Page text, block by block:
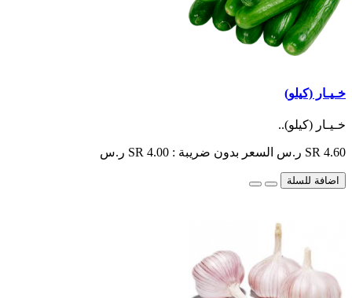
خـيـار (كيلو)
خـيـار (كيلو)..
SR 4.60 ر.س السعر بدون ضريبة : SR 4.00 ر.س
اضافة للسلة